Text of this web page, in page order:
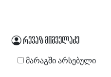
რევაზ მიშველაძე
მარაგში არსებული